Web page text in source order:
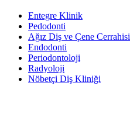
Entegre Klinik
Pedodonti
Ağız Diş ve Çene Cerrahisi
Endodonti
Periodontoloji
Radyoloji
Nöbetçi Diş Kliniği